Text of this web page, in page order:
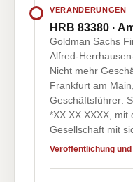
VERÄNDERUNGEN
HRB 83380 ·
Goldman Sachs
Alfred-
Nicht mehr
Frankfurt am
Geschäftsführer:
*XX.XX.XXXX,
Gesellschaft mit
Veröffentlichung